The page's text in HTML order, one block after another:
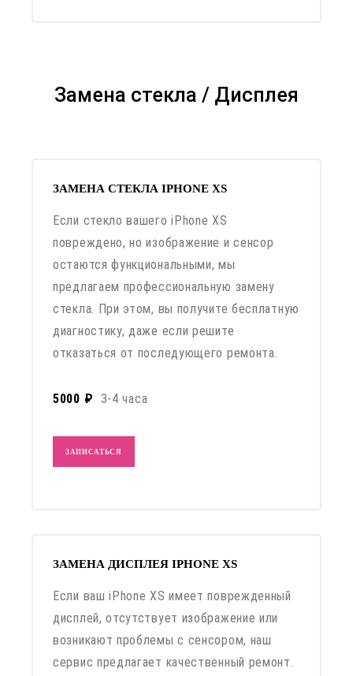
Замена стекла / Дисплея
ЗАМЕНА СТЕКЛА IPHONE XS
Если стекло вашего iPhone XS
повреждено, но изображение и сенсор
остаются функциональными, мы
предлагаем профессиональную замену
стекла. При этом, вы получите бесплатную
диагностику, даже если решите
отказаться от последующего ремонта.
5000 ₽ 3-4 часа
ЗАПИСАТЬСЯ
ЗАМЕНА ДИСПЛЕЯ IPHONE XS
Если ваш iPhone XS имеет поврежденный
дисплей, отсутствует изображение или
возникают проблемы с сенсором, наш
сервис предлагает качественный ремонт.